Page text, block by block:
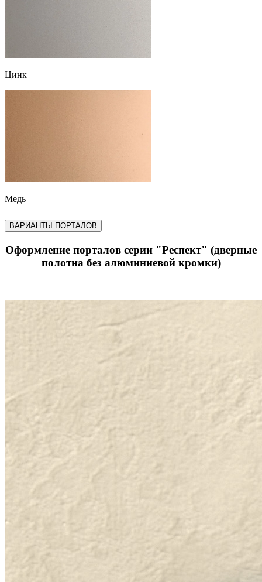
Цинк
Медь
ВАРИАНТЫ ПОРТАЛОВ
Оформление порталов серии "Респект" (дверные
полотна без алюминиевой кромки)